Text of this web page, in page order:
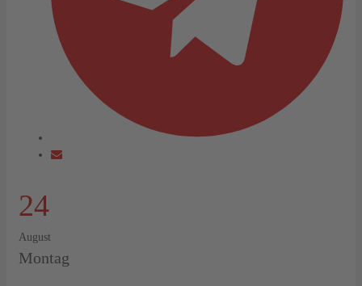
24
August
Montag